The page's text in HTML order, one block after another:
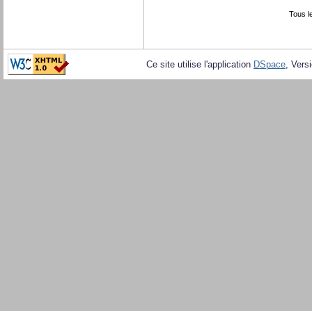
Tous
Ce site utilise l'application DSpace,